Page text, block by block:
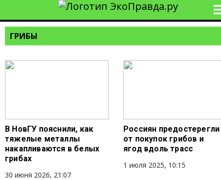
ГРИБЫ
В НовГУ пояснили, как
тяжелые металлы
накапливаются в белых
грибах
30 июня 2026, 21:07
Россиян предостерегли
от покупок грибов и
ягод вдоль трасс
1 июля 2025, 10:15